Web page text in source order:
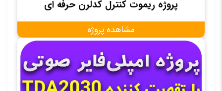
پروژه ریموت کنترل کدلرن حرفه ای
مشاهده پروژه